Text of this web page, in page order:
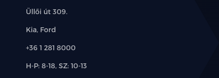
Cím:
Üllői út 309.
Márkák:
Kia, Ford
Telefon:
+36 1 281 8000
Új-
H-P: 8-18, SZ: 10-13